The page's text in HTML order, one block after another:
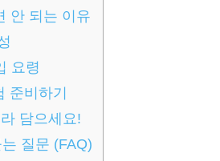
안 되는 이유
요령
준비하기
담으세요!
질문 (FAQ)